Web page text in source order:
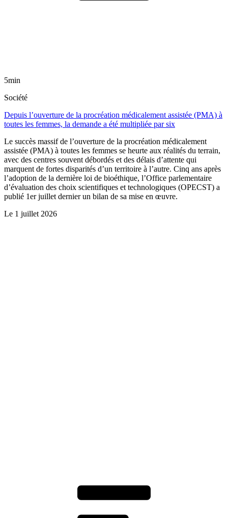
5min
Société
Depuis l’ouverture de la procréation médicalement assistée (PMA) à
toutes les femmes, la demande a été multipliée par six
Le succès massif de l’ouverture de la procréation médicalement
assistée (PMA) à toutes les femmes se heurte aux réalités du terrain,
avec des centres souvent débordés et des délais d’attente qui
marquent de fortes disparités d’un territoire à l’autre. Cinq ans après
l’adoption de la dernière loi de bioéthique, l’Office parlementaire
d’évaluation des choix scientifiques et technologiques (OPECST) a
publié 1er juillet dernier un bilan de sa mise en œuvre.
Le 1 juillet 2026